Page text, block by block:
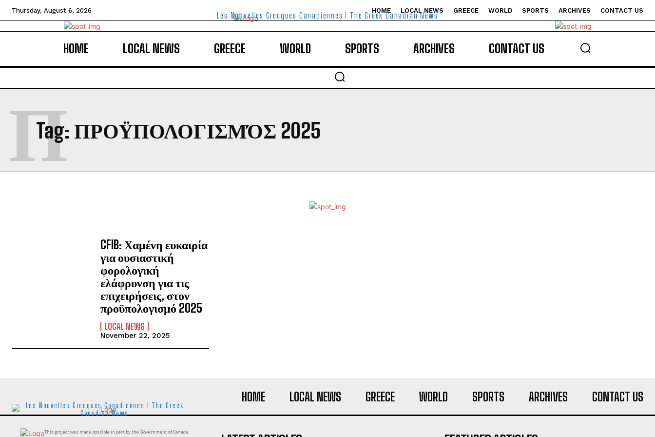
Thursday, August 6, 2026 HOME LOCAL NEWS GREECE WORLD SPORTS ARCHIVES CONTACT US
Les Nouvelles Grecques Canadiennes I The Greek Canadian News
HOME LOCAL NEWS GREECE WORLD SPORTS ARCHIVES CONTACT US
Tag: ΠΡΟΫΠΟΛΟΓΙΣΜΌΣ 2025
Π
CFIB: Χαμένη ευκαιρία
για ουσιαστική
φορολογική
ελάφρυνση για τις
επιχειρήσεις, στον
προϋπολογισμό 2025
LOCAL NEWS
November 22, 2025
HOME LOCAL NEWS GREECE WORLD SPORTS ARCHIVES CONTACT US
Les Nouvelles Grecques Canadiennes I The Greek
Canadian News
This project was made possible in part by the Government of Canada.